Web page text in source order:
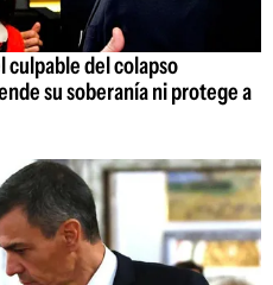
culpable del colapso
su soberanía ni protege a